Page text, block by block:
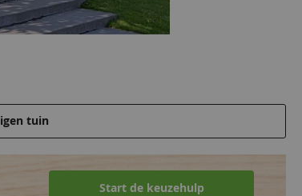
tuin
Start de keuzehulp